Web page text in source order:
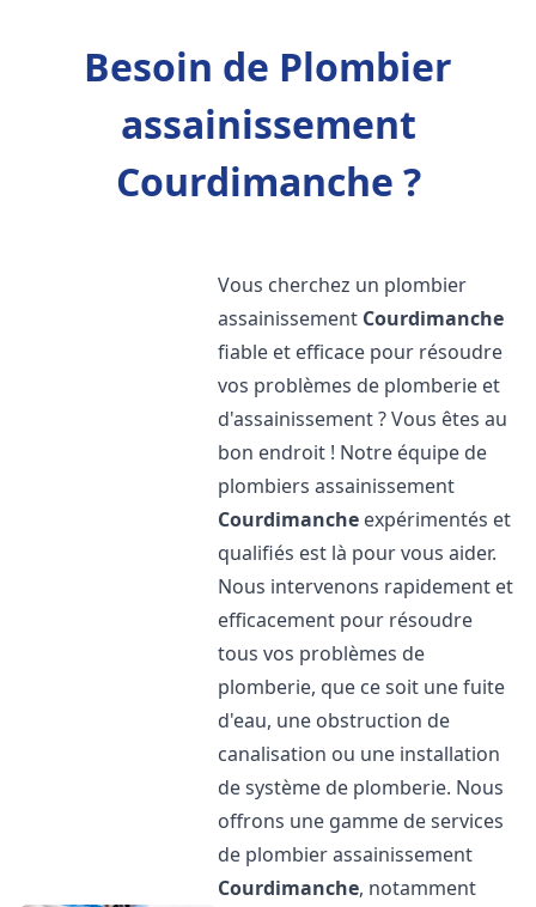
Besoin de Plombier
assainissement
Courdimanche ?
Vous cherchez un plombier
assainissement Courdimanche
fiable et efficace pour résoudre
vos problèmes de plomberie et
d'assainissement ? Vous êtes au
bon endroit ! Notre équipe de
plombiers assainissement
Courdimanche expérimentés et
qualifiés est là pour vous aider.
Nous intervenons rapidement et
efficacement pour résoudre
tous vos problèmes de
plomberie, que ce soit une fuite
d'eau, une obstruction de
canalisation ou une installation
de système de plomberie. Nous
offrons une gamme de services
de plombier assainissement
Courdimanche, notamment